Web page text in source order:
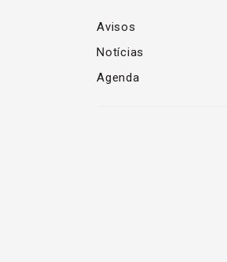
Avisos
Notícias
Agenda